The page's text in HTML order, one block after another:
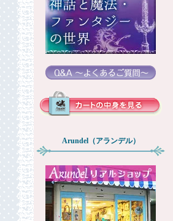
Arundel（アランデル）